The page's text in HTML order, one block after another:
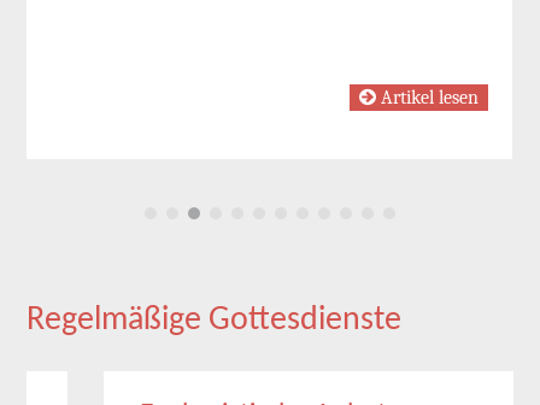
Artikel lesen
Regelmäßige Gottesdienste